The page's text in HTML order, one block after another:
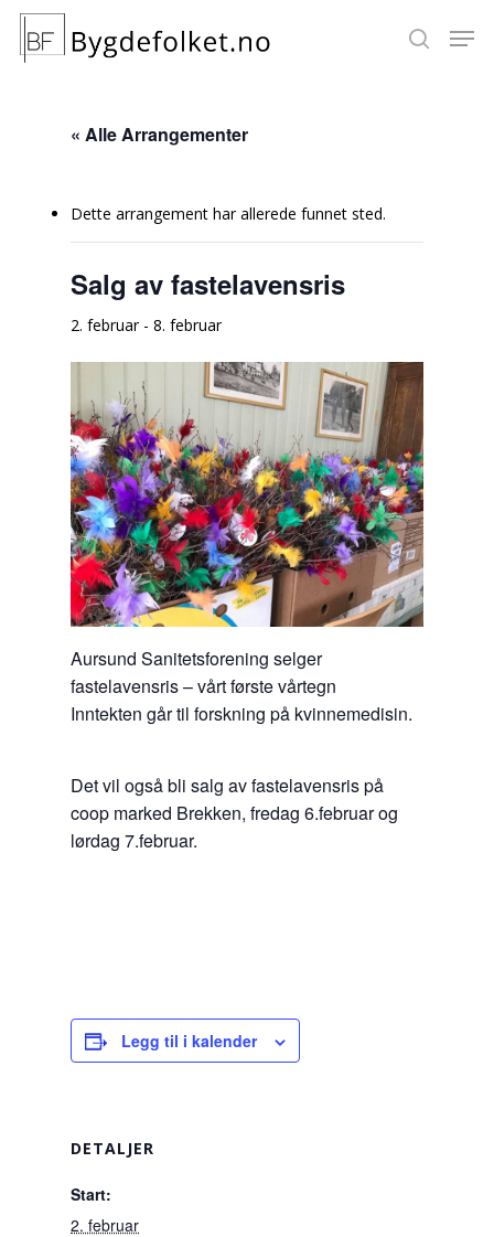
Hit enter to search or ESC to close
« Alle Arrangementer
Dette arrangement har allerede funnet sted.
Salg av fastelavensris
2. februar- 8. februar
Aursund Sanitetsforening selger
fastelavensris – vårt første vårtegn
Inntekten går til forskning på kvinnemedisin.
Det vil også bli salg av fastelavensris på
coop marked Brekken, fredag 6.februar og
lørdag 7.februar.
Legg til i kalender
DETALJER
Start:
2. februar